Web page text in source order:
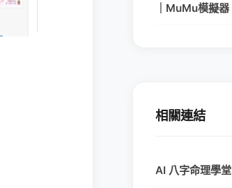
｜MuMu模擬器
相關連結
AI 八字命理學堂